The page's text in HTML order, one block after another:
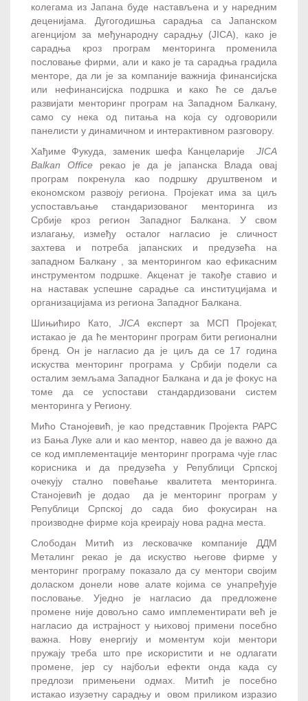
колегама из Јапана буде настављена и у наредним
деценијама. Дугогодишња сарадња са Јапанском
агенцијом за међународну сарадњу (JICA), како је
сарадња кроз програм менторинга променила
пословање фирми, али и како је та сарадња градила
менторе, да ли је за компаније важнија финансијска
или нефинансијска подршка и како ће се даље
развијати менторинг програм на Западном Балкану,
само су нека од питања на која су одговорили
панелисти у динамичном и интерактивном разговору.
Хађиме Фукуда, заменик шефа Канцеларије JICA
Balkan Officeрекао је да је јапанска Влада овај
програм покренула као подршку друштвеном и
економском развоју региона. Пројекат има за циљ
успостављање стандаризованог менторинга из
Србије кроз регион Западног Балкана. У свом
излагању, између осталог нагласио је сличност
захтева и потреба јапанских и предузећа на
западном Балкану , за менторингом као ефикасним
инструментом подршке. Акценат је такође ставио и
на наставак успешне сарадње са институцијама и
организацијама из региона Западног Балкана.
Шињићиро Като, JICA експерт за МСП Пројекат,
истакао је да ће менторинг програм бити регионални
бренд. Он је нагласио да је циљ да се 17 година
искуства менторинг програма у Србији подели са
осталим земљама Западног Балкана и да је фокус на
томе да се успостави стандардизовани систем
менторинга у Региону.
Мићо Станојевић, је као представник Пројекта РАРС
из Бања Луке али и као ментор, навео да је важно да
се код имплементације менторинг програма чује глас
корисника и да предузећа у Републици Српској
очекују стално повећање квалитета менторинга.
Станојевић је додао да је менторинг програм у
Републици Српској до сада био фокусиран на
производне фирме која креирају нова радна места.
Слободан Митић из лесковачке компаније ДДМ
Металинг рекао је да искуство његове фирме у
менторинг програму показало да су ментори својим
доласком донели нове алате којима се унапређује
пословање. Уједно је нагласио да предложене
промене није довољно само имплементирати већ је
нагласио да истрајност у њиховој примени посебно
важна. Нову енергију и моментум који ментори
пружају треба што пре искористити и не одлагати
промене, јер су најбољи ефекти онда када су
предлози примењени одмах. Митић је посебно
истакао изузетну сарадњу и овом приликом изразио